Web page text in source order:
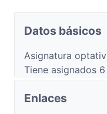
Datos básicos
Asignatura
Tiene asignados
Enlaces